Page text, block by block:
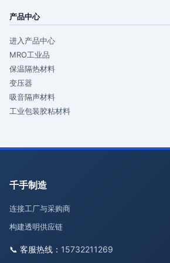
产品中心
进入产品中心
MRO工业品
保温隔热材料
变压器
吸音隔声材料
工业包装胶粘材料
千手制造
连接工厂与采购商
构建透明供应链
📞 客服热线： 15732211269